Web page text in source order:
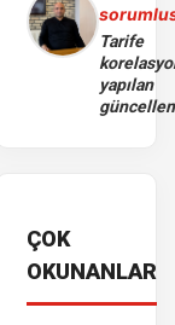
Tarife
yapılan
ÇOK
OKUNANLAR